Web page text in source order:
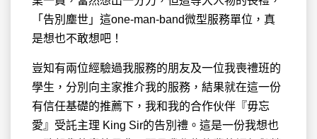
「告別塵世」這one-man-band微型服務單位，真
是想也不敢想吧！
豈知有兩位經驗過我服務的朋友及一位我喪禮班的
學生，分別向主家推介我的服務，結果就在這一份
有信任基礎的推薦下，我和我的合作伙伴『毋忘
愛』受託主理 King Sir的告別禮。這是一份我想也